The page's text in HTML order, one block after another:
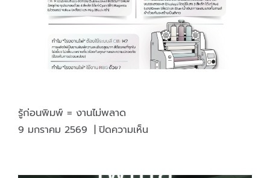
รู้ก่อนพิมพ์ = งานไม่พลาด
9 มกราคม 2569 | ปิดความเห็นบน
พิมพ์